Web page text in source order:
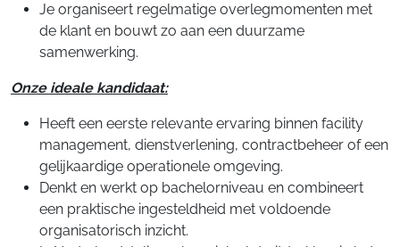
Je organiseert regelmatige overlegmomenten met
de klant en bouwt zo aan een duurzame
samenwerking.
Onze ideale kandidaat:
Heeft een eerste relevante ervaring binnen facility
management, dienstverlening, contractbeheer of een
gelijkaardige operationele omgeving.
Denkt en werkt op bachelorniveau en combineert
een praktische ingesteldheid met voldoende
organisatorisch inzicht.